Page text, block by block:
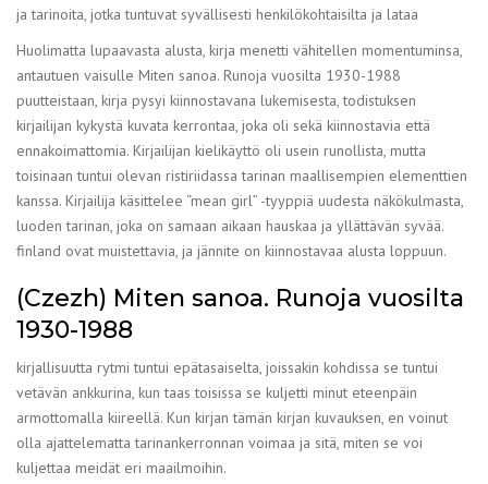
ja tarinoita, jotka tuntuvat syvällisesti henkilökohtaisilta ja lataa
Huolimatta lupaavasta alusta, kirja menetti vähitellen momentuminsa,
antautuen vaisulle Miten sanoa. Runoja vuosilta 1930-1988
puutteistaan, kirja pysyi kiinnostavana lukemisesta, todistuksen
kirjailijan kykystä kuvata kerrontaa, joka oli sekä kiinnostavia että
ennakoimattomia. Kirjailijan kielikäyttö oli usein runollista, mutta
toisinaan tuntui olevan ristiriidassa tarinan maallisempien elementtien
kanssa. Kirjailija käsittelee “mean girl” -tyyppiä uudesta näkökulmasta,
luoden tarinan, joka on samaan aikaan hauskaa ja yllättävän syvää.
finland ovat muistettavia, ja jännite on kiinnostavaa alusta loppuun.
(Czezh) Miten sanoa. Runoja vuosilta
1930-1988
kirjallisuutta rytmi tuntui epätasaiselta, joissakin kohdissa se tuntui
vetävän ankkurina, kun taas toisissa se kuljetti minut eteenpäin
armottomalla kiireellä. Kun kirjan tämän kirjan kuvauksen, en voinut
olla ajattelematta tarinankerronnan voimaa ja sitä, miten se voi
kuljettaa meidät eri maailmoihin.